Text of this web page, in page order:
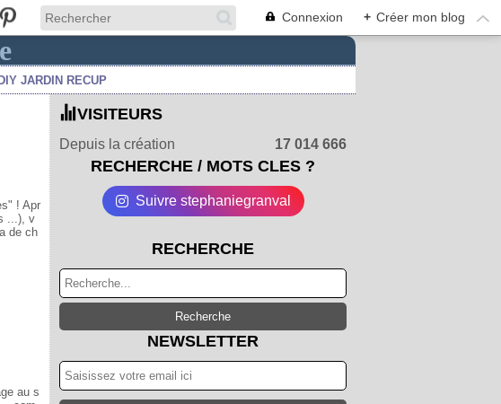
Connexion + Créer mon blog
JARDIN RECUP
! Apr
...), v
de ch
au s
VISITEURS
Depuis la création 17 014 666
RECHERCHE / MOTS CLES ?
Suivre stephaniegranval
RECHERCHE
NEWSLETTER